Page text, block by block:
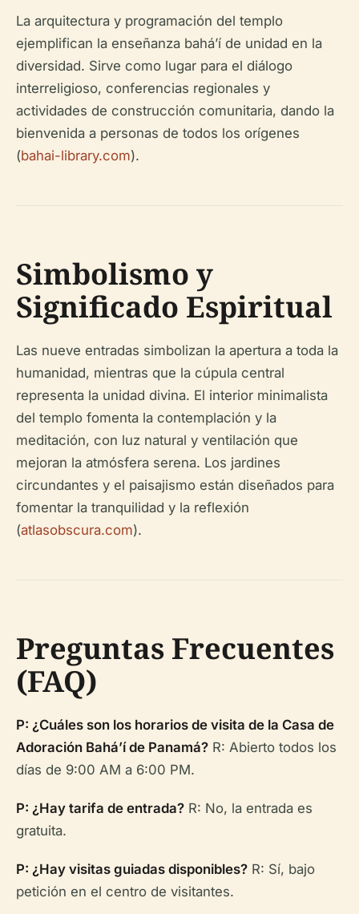
La arquitectura y programación del templo
ejemplifican la enseñanza bahá’í de unidad en la
diversidad. Sirve como lugar para el diálogo
interreligioso, conferencias regionales y
actividades de construcción comunitaria, dando la
bienvenida a personas de todos los orígenes
(bahai-library.com).
Simbolismo y
Significado Espiritual
Las nueve entradas simbolizan la apertura a toda la
humanidad, mientras que la cúpula central
representa la unidad divina. El interior minimalista
del templo fomenta la contemplación y la
meditación, con luz natural y ventilación que
mejoran la atmósfera serena. Los jardines
circundantes y el paisajismo están diseñados para
fomentar la tranquilidad y la reflexión
(atlasobscura.com).
Preguntas Frecuentes
(FAQ)
P: ¿Cuáles son los horarios de visita de la Casa de
Adoración Bahá’í de Panamá? R: Abierto todos los
días de 9:00 AM a 6:00 PM.
P: ¿Hay tarifa de entrada? R: No, la entrada es
gratuita.
P: ¿Hay visitas guiadas disponibles? R: Sí, bajo
petición en el centro de visitantes.